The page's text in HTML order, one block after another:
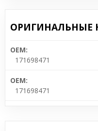
ОРИГИНАЛЬНЫЕ
OEM:
171698471
OEM:
171698471